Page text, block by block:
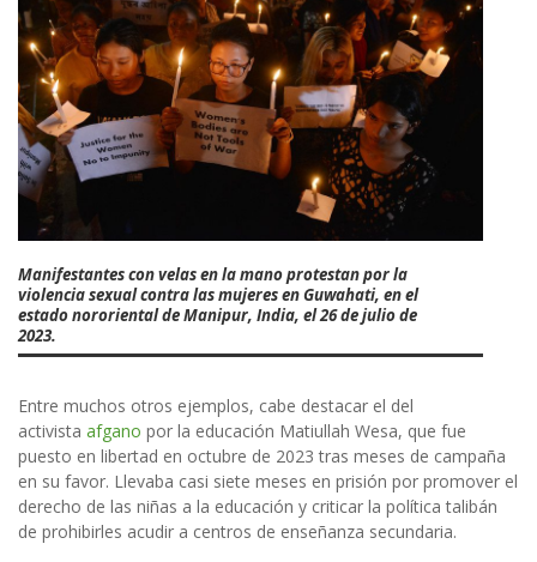
Manifestantes con velas en la mano protestan por la
violencia sexual contra las mujeres en Guwahati, en el
estado nororiental de Manipur, India, el 26 de julio de
2023.
Entre muchos otros ejemplos, cabe destacar el del
activista afgano por la educación Matiullah Wesa, que fue
puesto en libertad en octubre de 2023 tras meses de campaña
en su favor. Llevaba casi siete meses en prisión por promover el
derecho de las niñas a la educación y criticar la política talibán
de prohibirles acudir a centros de enseñanza secundaria.